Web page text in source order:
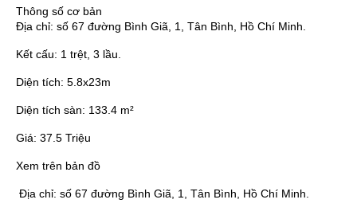
Thông số cơ bản
Địa chỉ: số 67 đường Bình Giã, 1, Tân Bình, Hồ Chí Minh.
Kết cấu: 1 trệt, 3 lầu.
Diện tích: 5.8x23m
Diện tích sàn: 133.4 m²
Giá: 37.5 Triệu
Xem trên bản đồ
Địa chỉ: số 67 đường Bình Giã, 1, Tân Bình, Hồ Chí Minh.